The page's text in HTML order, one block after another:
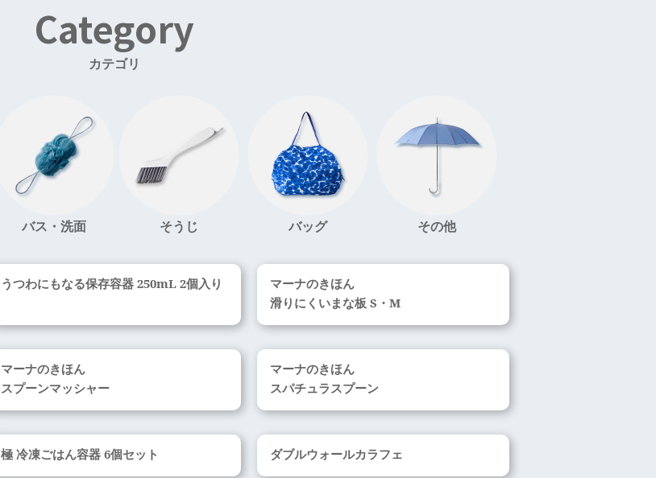
Category
カテゴリ
バス・洗面 そうじ バッグ その他
うつわにもなる保存容器 250mL 2個入り
マーナのきほん
滑りにくいまな板 S・M
マーナのきほん
スプーンマッシャー
マーナのきほん
スパチュラスプーン
極 冷凍ごはん容器 6個セット ダブルウォールカラフェ